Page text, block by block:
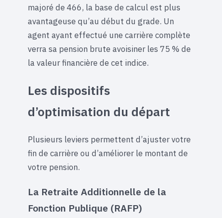
majoré de 466, la base de calcul est plus
avantageuse qu’au début du grade. Un
agent ayant effectué une carrière complète
verra sa pension brute avoisiner les 75 % de
la valeur financière de cet indice.
Les dispositifs
d’optimisation du départ
Plusieurs leviers permettent d’ajuster votre
fin de carrière ou d’améliorer le montant de
votre pension.
La Retraite Additionnelle de la
Fonction Publique (RAFP)